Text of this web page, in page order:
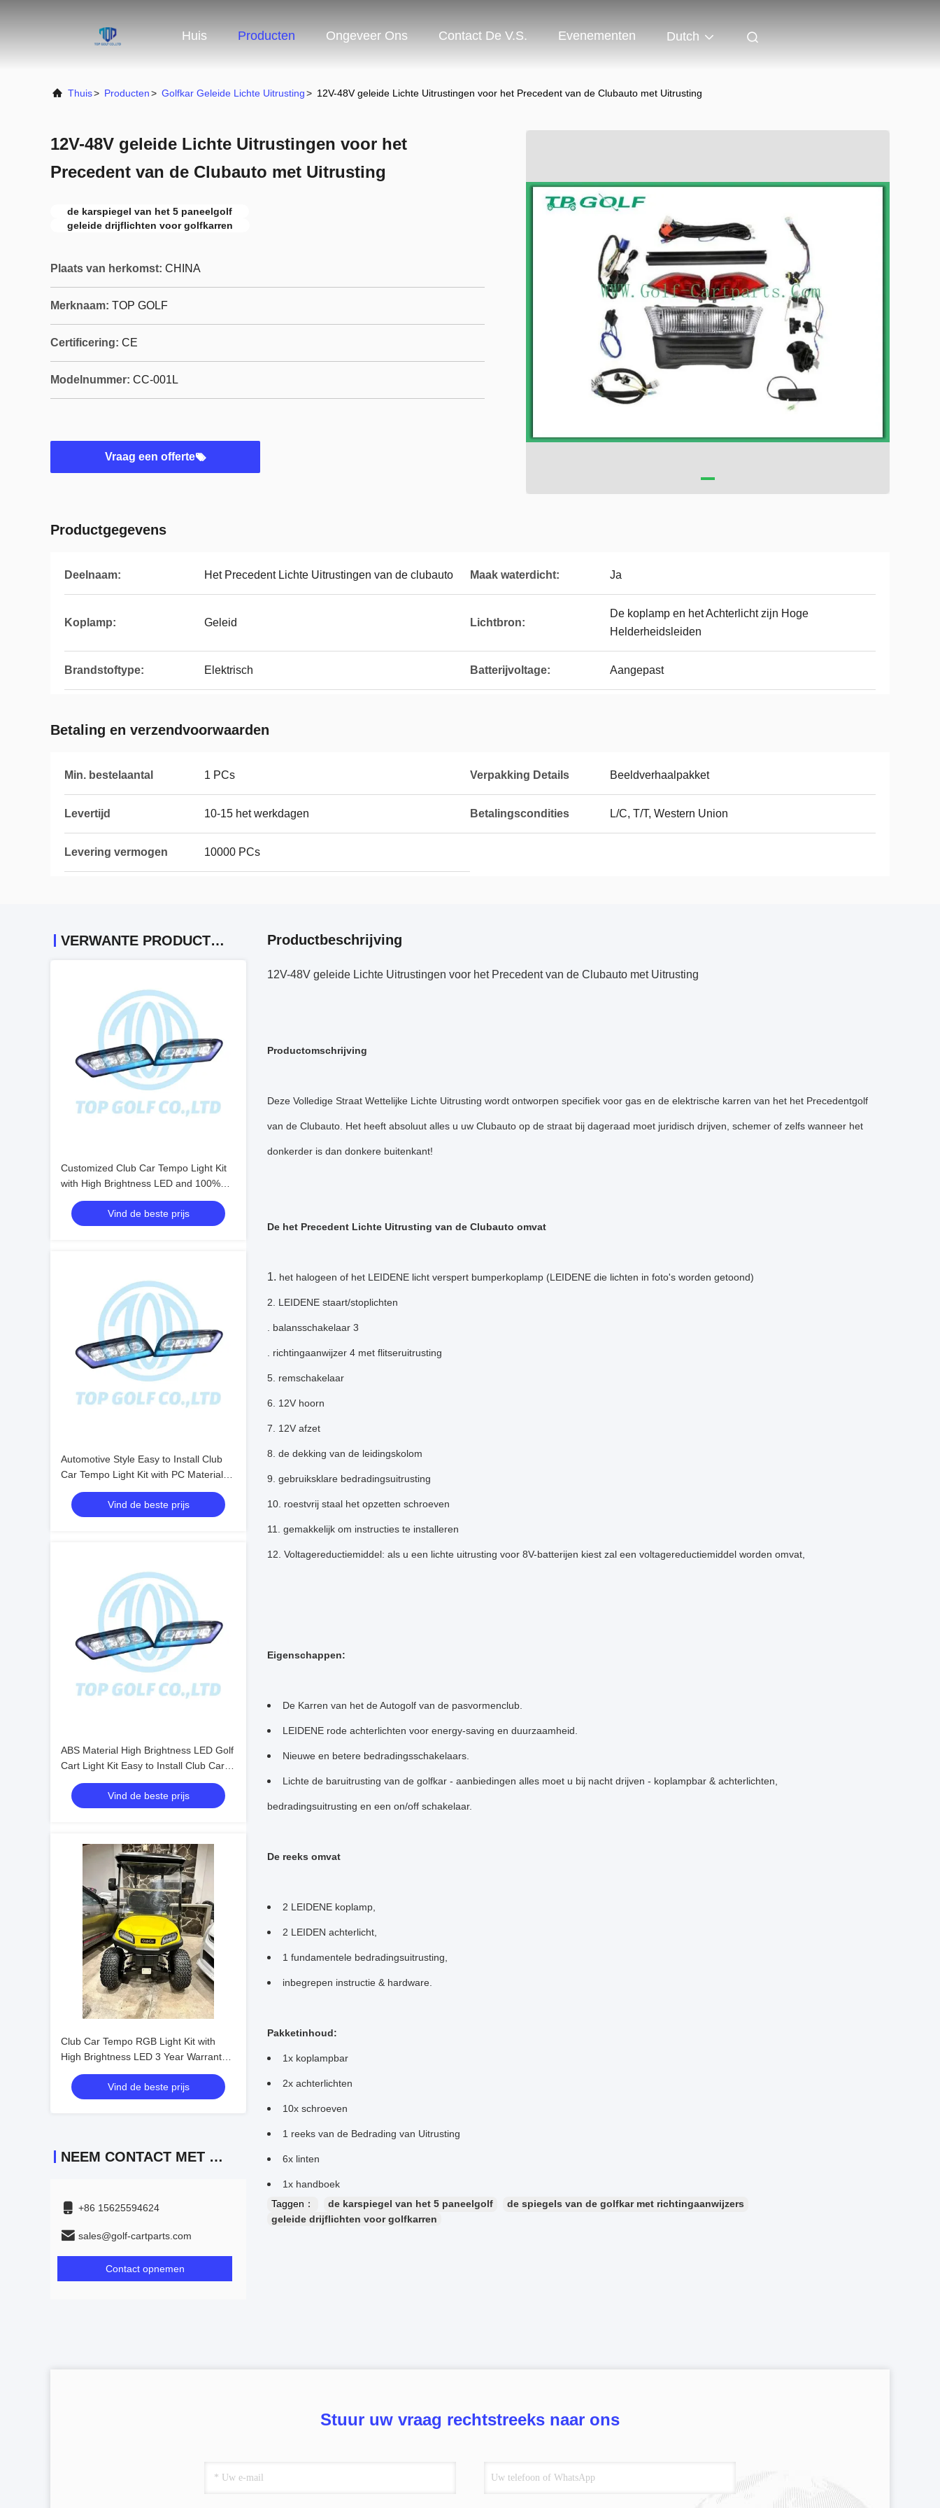
Huis Producten Ongeveer Ons Contact De V.S. Evenementen Dutch
Thuis> Producten> Golfkar Geleide Lichte Uitrusting> 12V-48V geleide Lichte Uitrustingen voor het Precedent van de Clubauto met Uitrusting
12V-48V geleide Lichte Uitrustingen voor het
Precedent van de Clubauto met Uitrusting
de karspiegel van het 5 paneelgolf
geleide drijflichten voor golfkarren
Plaats van herkomst: CHINA
Merknaam: TOP GOLF
Certificering: CE
Modelnummer: CC-001L
Vraag een offerte
Productgegevens
Deelnaam: Het Precedent Lichte Uitrustingen van de clubauto Maak waterdicht: Ja
Koplamp: Geleid Lichtbron:
De koplamp en het Achterlicht zijn Hoge
Helderheidsleiden
Brandstoftype: Elektrisch Batterijvoltage: Aangepast
Betaling en verzendvoorwaarden
Min. bestelaantal 1 PCs Verpakking Details Beeldverhaalpakket
Levertijd 10-15 het werkdagen Betalingscondities L/C, T/T, Western Union
Levering vermogen 10000 PCs
VERWANTE PRODUCTEN
Customized Club Car Tempo Light Kit
with High Brightness LED and 100%
OEM Fit for Golf Cart
Vind de beste prijs
Automotive Style Easy to Install Club
Car Tempo Light Kit with PC Material
for Golf Cart LED Light Kit
Vind de beste prijs
ABS Material High Brightness LED Golf
Cart Light Kit Easy to Install Club Car
Tempo
Vind de beste prijs
Club Car Tempo RGB Light Kit with
High Brightness LED 3 Year Warranty
and Energy Saving 12V Voltage
Vind de beste prijs
NEEM CONTACT MET ONS OP
+86 15625594624
sales@golf-cartparts.com
Contact opnemen
Productbeschrijving
12V-48V geleide Lichte Uitrustingen voor het Precedent van de Clubauto met Uitrusting
Productomschrijving
Deze Volledige Straat Wettelijke Lichte Uitrusting wordt ontworpen specifiek voor gas en de elektrische karren van het het Precedentgolf
van de Clubauto. Het heeft absoluut alles u uw Clubauto op de straat bij dageraad moet juridisch drijven, schemer of zelfs wanneer het
donkerder is dan donkere buitenkant!
De het Precedent Lichte Uitrusting van de Clubauto omvat
1. het halogeen of het LEIDENE licht verspert bumperkoplamp (LEIDENE die lichten in foto's worden getoond)
2. LEIDENE staart/stoplichten
. balansschakelaar 3
. richtingaanwijzer 4 met flitseruitrusting
5. remschakelaar
6. 12V hoorn
7. 12V afzet
8. de dekking van de leidingskolom
9. gebruiksklare bedradingsuitrusting
10. roestvrij staal het opzetten schroeven
11. gemakkelijk om instructies te installeren
12. Voltagereductiemiddel: als u een lichte uitrusting voor 8V-batterijen kiest zal een voltagereductiemiddel worden omvat,
Eigenschappen:
De Karren van het de Autogolf van de pasvormenclub.
LEIDENE rode achterlichten voor energy-saving en duurzaamheid.
Nieuwe en betere bedradingsschakelaars.
Lichte de baruitrusting van de golfkar - aanbiedingen alles moet u bij nacht drijven - koplampbar & achterlichten,
bedradingsuitrusting en een on/off schakelaar.
De reeks omvat
2 LEIDENE koplamp,
2 LEIDEN achterlicht,
1 fundamentele bedradingsuitrusting,
inbegrepen instructie & hardware.
Pakketinhoud:
1x koplampbar
2x achterlichten
10x schroeven
1 reeks van de Bedrading van Uitrusting
6x linten
1x handboek
Taggen：
de karspiegel van het 5 paneelgolf
de spiegels van de golfkar met richtingaanwijzers
geleide drijflichten voor golfkarren
Stuur uw vraag rechtstreeks naar ons